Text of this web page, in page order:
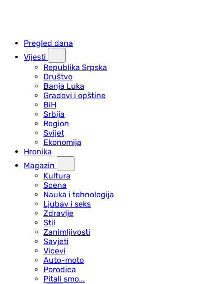
Pregled dana
Vijesti
Republika Srpska
Društvo
Banja Luka
Gradovi i opštine
BiH
Srbija
Region
Svijet
Ekonomija
Hronika
Magazin
Kultura
Scena
Nauka i tehnologija
Ljubav i seks
Zdravlje
Stil
Zanimljivosti
Savjeti
Vicevi
Auto-moto
Porodica
Pitali smo...